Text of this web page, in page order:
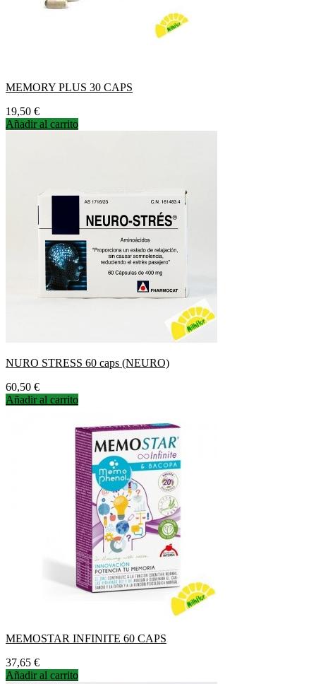
MEMORY PLUS 30 CAPS
Precio
19,50 €
Añadir al carrito
NURO STRESS 60 caps (NEURO)
Precio
60,50 €
Añadir al carrito
MEMOSTAR INFINITE 60 CAPS
Precio
37,65 €
Añadir al carrito